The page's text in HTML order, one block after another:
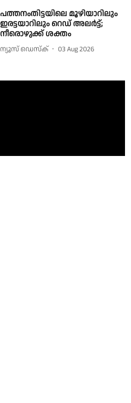
പത്തനംതിട്ടയിലെ മൂഴിയാറിലും
ഇരട്ടയാറിലും റെഡ് അലർട്ട്;
നീരൊഴുക്ക് ശക്തം
ന്യൂസ് ഡെസ്ക് 03 Aug 2026